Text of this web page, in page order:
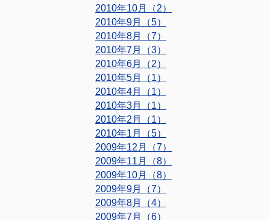
2010年10月（2）
2010年9月（5）
2010年8月（7）
2010年7月（3）
2010年6月（2）
2010年5月（1）
2010年4月（1）
2010年3月（1）
2010年2月（1）
2010年1月（5）
2009年12月（7）
2009年11月（8）
2009年10月（8）
2009年9月（7）
2009年8月（4）
2009年7月（6）